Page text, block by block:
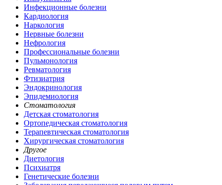
Инфекционные болезни
Кардиология
Наркология
Нервные болезни
Нефрология
Профессиональные болезни
Пульмонология
Ревматология
Фтизиатрия
Эндокринология
Эпидемиология
Стоматология
Детская стоматология
Ортопедическая стоматология
Терапевтическая стоматология
Хирургическая стоматология
Другое
Диетология
Психиатря
Генетические болезни